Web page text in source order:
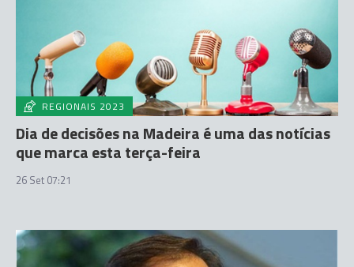
REGIONAIS 2023
Dia de decisões na Madeira é uma das notícias
que marca esta terça-feira
26 Set 07:21